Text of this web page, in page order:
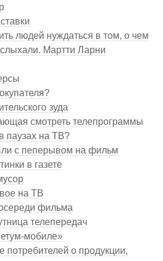
людей нуждаться в том, о чем
Мартти Ларни
зуда
смотреть телепрограммы
паузах на ТВ?
с пеперывом на фильм
в газете
на ТВ
фильма
телепередач
мобиле»
о продукции,